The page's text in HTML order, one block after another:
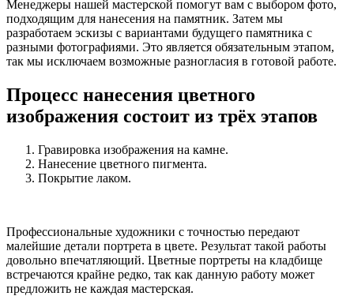
Менеджеры нашей мастерской помогут вам с выбором фото,
подходящим для нанесения на памятник. Затем мы
разработаем эскизы с вариантами будущего памятника с
разными фотографиями. Это является обязательным этапом,
так мы исключаем возможные разногласия в готовой работе.
Процесс нанесения цветного
изображения состоит из трёх этапов
Гравировка изображения на камне.
Нанесение цветного пигмента.
Покрытие лаком.
Профессиональные художники с точностью передают
малейшие детали портрета в цвете. Результат такой работы
довольно впечатляющий. Цветные портреты на кладбище
встречаются крайне редко, так как данную работу может
предложить не каждая мастерская.